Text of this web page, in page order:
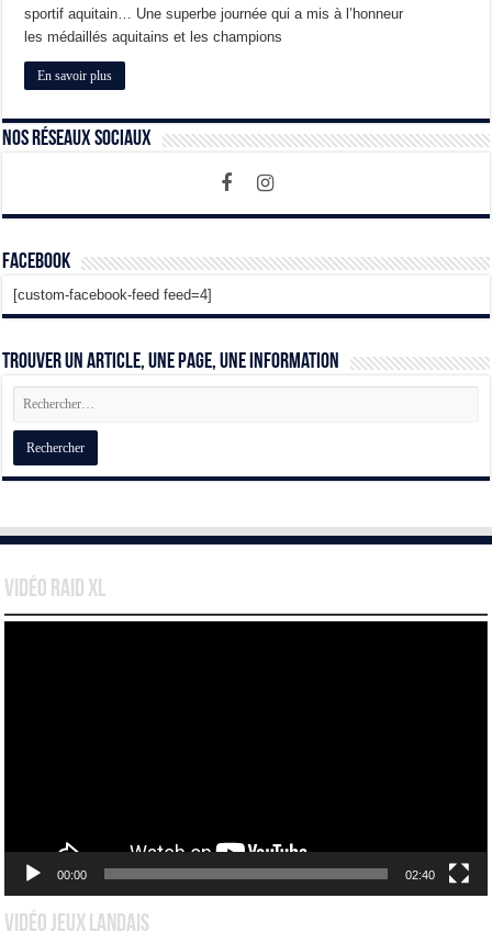
sportif aquitain… Une superbe journée qui a mis à l’honneur
les médaillés aquitains et les champions
En savoir plus
Nos Réseaux Sociaux
Facebook
[custom-facebook-feed feed=4]
Trouver un article, une page, une information
Vidéo Raid XL
00:00 02:40
Vidéo Jeux Landais